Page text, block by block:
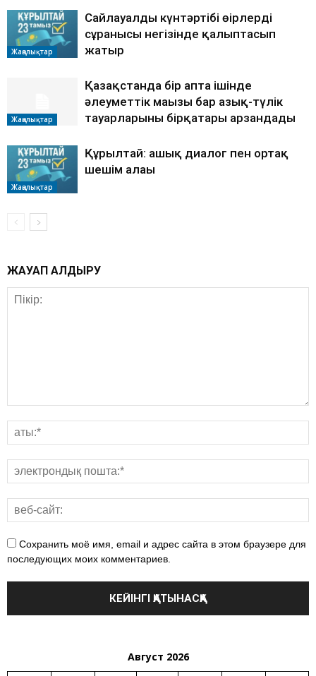
Жаңалықтар
Сайлауалды күнтәртібі өңірлердің
сұранысы негізінде қалыптасып
жатыр
Жаңалықтар
Қазақстанда бір апта ішінде
әлеуметтік маңызы бар азық-түлік
тауарларының бірқатары арзандады
Жаңалықтар
Құрылтай: ашық диалог пен ортақ
шешім алаңы
ЖАУАП ҚАЛДЫРУ
Сохранить моё имя, email и адрес сайта в этом браузере для
последующих моих комментариев.
Август 2026